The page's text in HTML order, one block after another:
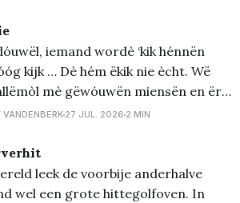
bijna ondraaglijke vorm van
teweeg, zowel stekend als
Dat laatste straalt uit naar mijn
naar '
iemand wordè ‘kik hénnën
kijk … Dè hém ëkik nie ècht. Wë
mè gëwóuwën miensën en ër
jénnën diejën dè gààw böllë’ës
ien dë bëteejë'ënis va rap, mè van
VANDENBERK 27 JUL. 2026 2 MIN
leek de voorbije anderhalve
wel een grote hittegolfoven. In